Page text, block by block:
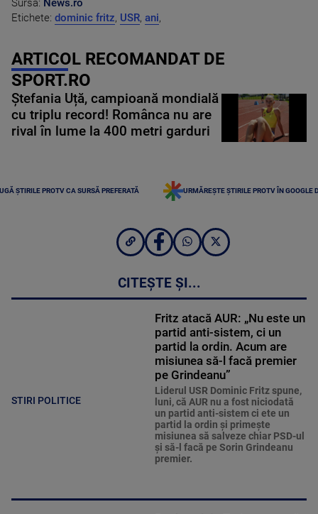
Sursa: News.ro
Etichete: dominic fritz, USR, ani,
ARTICOL RECOMANDAT DE
SPORT.RO
Ștefania Uță, campioană mondială
cu triplu record! Românca nu are
rival în lume la 400 metri garduri
ȘTIRILE PROTV CA SURSĂ PREFERATĂ URMĂREȘTE ȘTIRILE PROTV ÎN GOOGLE
CITEȘTE ȘI...
STIRI POLITICE
Fritz atacă AUR: „Nu este un
partid anti-sistem, ci un
partid la ordin. Acum are
misiunea să-l facă premier
pe Grindeanu”
Liderul USR Dominic Fritz spune,
luni, că AUR nu a fost niciodată
un partid anti-sistem ci ete un
partid la ordin şi primeşte
misiunea să salveze chiar PSD-ul
şi să-l facă pe Sorin Grindeanu
premier.